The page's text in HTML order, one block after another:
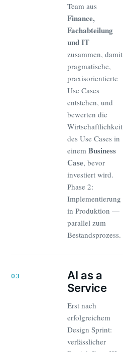
Team aus
Finance,
Fachabteilung
und IT
zusammen, damit
pragmatische,
praxisorientierte
Use Cases
entstehen, und
bewerten die
Wirtschaftlichkeit
des Use Cases in
einemBusiness
Case, bevor
investiert wird.
Phase 2:
Implementierung
in Produktion —
parallel zum
Bestandsprozess.
03
AI as a
Service
Erst nach
erfolgreichem
Design Sprint:
verlässlicher